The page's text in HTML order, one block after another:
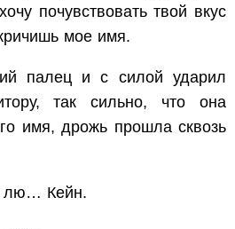
почувствовать твой вкус
мое имя.
палец и с силой ударил
так сильно, что она
имя, дрожь прошла сквозь
лю… Кейн.